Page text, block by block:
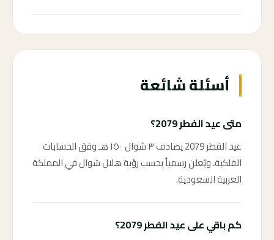
أسئلة شائعة
متى عيد الفطر 2079؟
عيد الفطر 2079 يصادف ٣ شوال ١٥٠٠ هـ وفق الحسابات
الفلكية، ويُعلن رسمياً بحسب رؤية هلال شوال في المملكة
العربية السعودية.
كم باقي على عيد الفطر 2079؟